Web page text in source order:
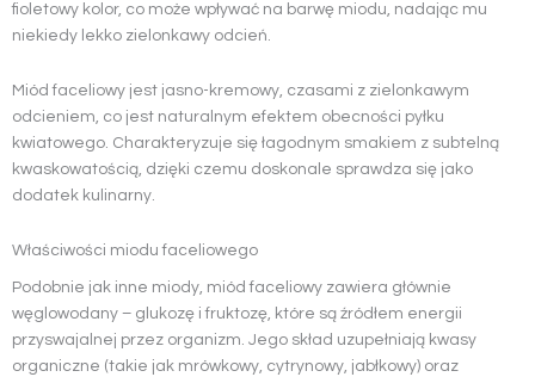
fioletowy kolor, co może wpływać na barwę miodu, nadając mu
niekiedy lekko zielonkawy odcień.
Miód faceliowy jest jasno-kremowy, czasami z zielonkawym
odcieniem, co jest naturalnym efektem obecności pyłku
kwiatowego. Charakteryzuje się łagodnym smakiem z subtelną
kwaskowatością, dzięki czemu doskonale sprawdza się jako
dodatek kulinarny.
Właściwości miodu faceliowego
Podobnie jak inne miody, miód faceliowy zawiera głównie
węglowodany – glukozę i fruktozę, które są źródłem energii
przyswajalnej przez organizm. Jego skład uzupełniają kwasy
organiczne (takie jak mrówkowy, cytrynowy, jabłkowy) oraz